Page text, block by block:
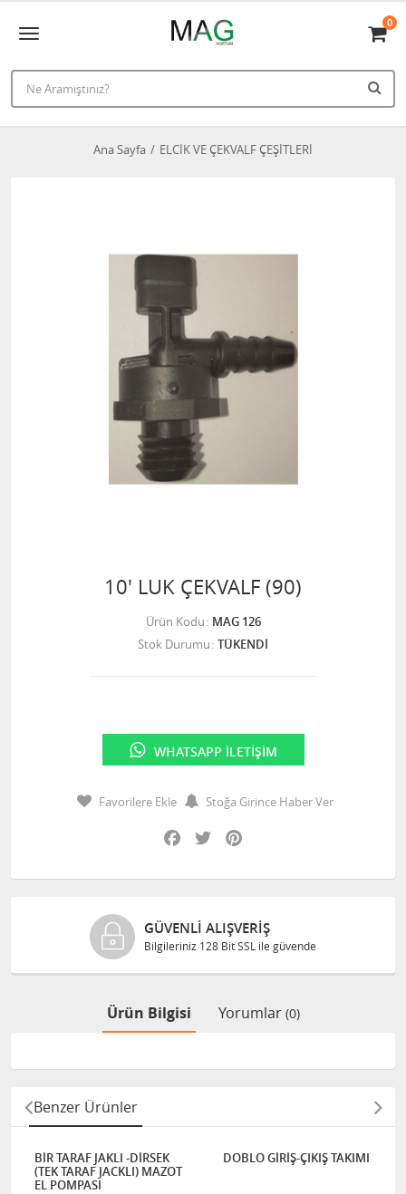
0
Ana Sayfa ELCİK VE ÇEKVALF ÇEŞİTLERİ
10' LUK ÇEKVALF (90)
Ürün Kodu MAG 126
Stok Durumu TÜKENDİ
WHATSAPP İLETIŞIM
Favorilere Ekle
Stoğa Girince Haber Ver
Facebook
Twitter
GÜVENLI ALIŞVERIŞ
Bilgileriniz 128 Bit SSL ile güvende
Ürün Bilgisi Yorumlar (0)
Benzer Ürünler
BİR TARAF JAKLI -DİRSEK
(TEK TARAF JACKLI) MAZOT
EL POMPASI
DOBLO GİRİŞ-ÇIKIŞ TAKIMI